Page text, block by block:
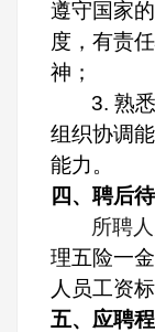
遵守国家
度，有责
神；
3. 熟
组织协调
能力。
四、聘后
所聘
理五险一
人员工资标
五、应聘